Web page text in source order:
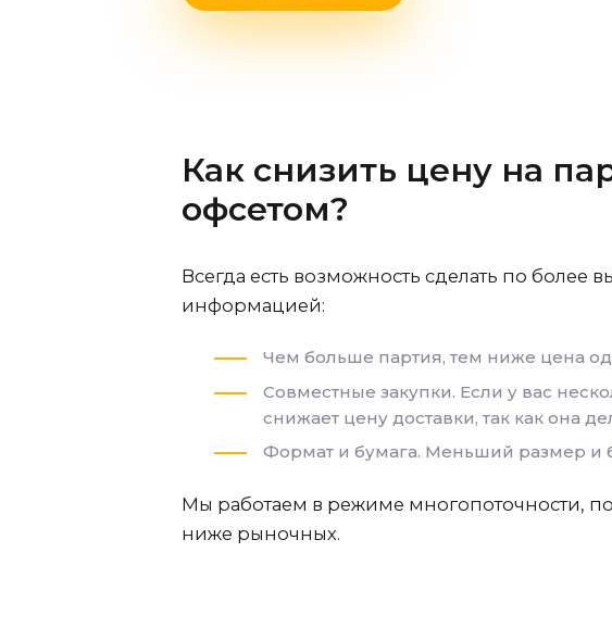
Как снизить цену на
офсетом?
Всегда есть возможность сделать по более
информацией:
Чем больше партия, тем ниже цена
Совместные закупки. Если у вас
снижает цену доставки, так как она
Формат и бумага. Меньший размер и
Мы работаем в режиме многопоточности,
ниже рыночных.